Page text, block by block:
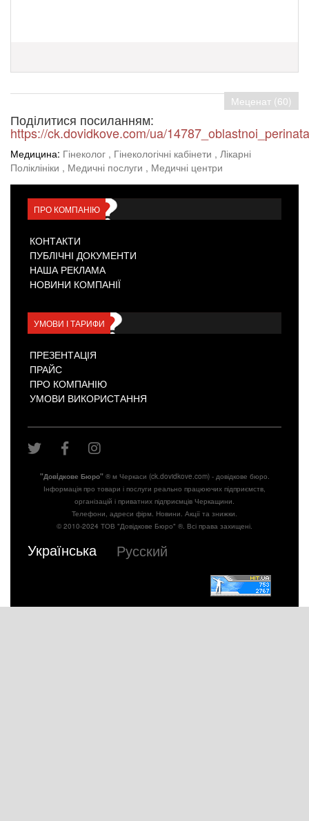
Меценат (60)
Поділитися посиланням:
https://ck.dovidkove.com/ua/
Медицина: Гінеколог , Гінекологічні кабінети , Лікарні
Поліклініки , Медичні послуги , Медичні центри
ПРО КОМПАНІЮ
КОНТАКТИ
ПУБЛІЧНІ ДОКУМЕНТИ
НАША РЕКЛАМА
НОВИНИ КОМПАНІЇ
УМОВИ І ТАРИФИ
ПРЕЗЕНТАЦІЯ
ПРАЙС
ПРО КОМПАНІЮ
УМОВИ ВИКОРИСТАННЯ
"Довiдкове Бюро"® м Черкаси (ck.dovidkove.com) - довідкове бюро.
Інформація про товари і послуги реально працюючих підприємств,
організацій і приватних підприємців Черкащини.
Телефони, адреси фірм. Новини. Акції та знижки.
© 2010-2024 ТОВ "Довідкове Бюро" ®. Всі права захищені.
Українська Русский